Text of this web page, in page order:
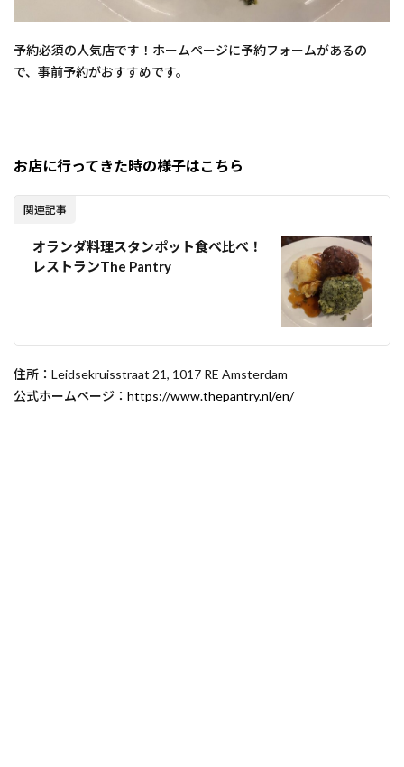
予約必須の人気店です！ホームページに予約フォームがあるの
で、事前予約がおすすめです。
お店に行ってきた時の様子はこちら
関連記事
オランダ料理スタンポット食べ比べ！
レストランThe Pantry
住所：Leidsekruisstraat 21, 1017 RE Amsterdam
公式ホームページ： https://www.thepantry.nl/en/